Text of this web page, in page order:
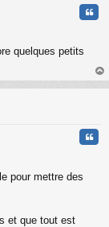
quelques petits
au
pour mettre des
et que tout est